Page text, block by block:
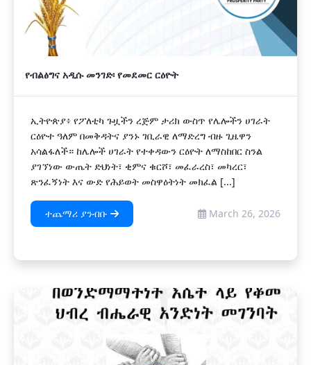
የብልፅግና አዲሱ መንገድ፡ የመደመር ርዕዮት
ኢትዮጵያ፥ የፖለቲካ ጉዟችን ረጅም ታሪክ ውስጥ የሌሎችን ሀገራት
ርዕዮተ ዓለም በመቅዳትና ያንኑ ገቢራዊ ለማድረግ ብዙ ጊዜዋን
አሳልፋለች። ከሌሎች ሀገራት የተቀዳውን ርዕዮት ለማስከበር ስንል
ያገኘነው ውጤት ድህነት፣ ቂምና ቁርሾ፣ መፈራረስ፣ መካረር፣
ጽንፈኝነት እና ውድ የሕይወት መስዋዕትነት መክፈል [...]
ተጨማሪ ያንብቡ March 26, 2026